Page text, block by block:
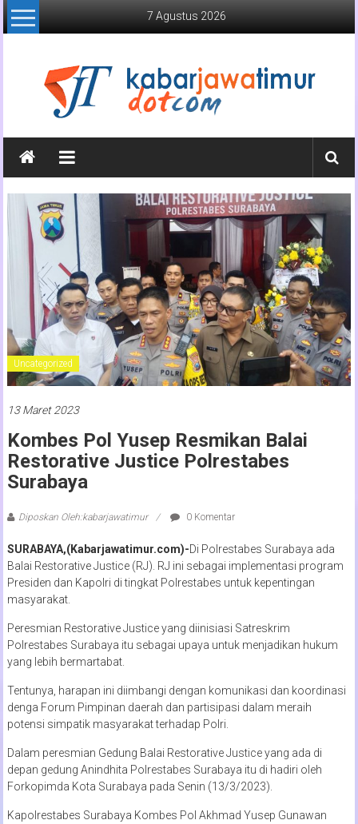
Lompat
ke
7 Agustus 2026
Kabar
Jawa
Timur
Media
Online
Jawa
Uncategorized
13 Maret 2023
Kombes Pol Yusep Resmikan Balai
Restorative Justice Polrestabes
Surabaya
Diposkan Oleh:kabarjawatimur 0 Komentar
SURABAYA,(Kabarjawatimur.com)-Di Polrestabes Surabaya ada
Balai Restorative Justice (RJ). RJ ini sebagai implementasi program
Presiden dan Kapolri di tingkat Polrestabes untuk kepentingan
masyarakat.
Peresmian Restorative Justice yang diinisiasi Satreskrim
Polrestabes Surabaya itu sebagai upaya untuk menjadikan hukum
yang lebih bermartabat.
Tentunya, harapan ini diimbangi dengan komunikasi dan koordinasi
denga Forum Pimpinan daerah dan partisipasi dalam meraih
potensi simpatik masyarakat terhadap Polri.
Dalam peresmian Gedung Balai Restorative Justice yang ada di
depan gedung Anindhita Polrestabes Surabaya itu di hadiri oleh
Forkopimda Kota Surabaya pada Senin (13/3/2023).
Kapolrestabes Surabaya Kombes Pol Akhmad Yusep Gunawan